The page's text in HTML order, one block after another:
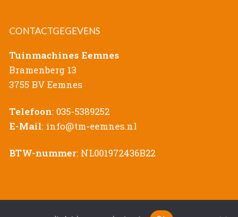
CONTACTGEGEVENS
Tuinmachines Eemnes
Bramenberg 13
3755 BV Eemnes
Telefoon: 035-5389252
E-Mail: info@tm-eemnes.nl
BTW-nummer: NL001972436B22